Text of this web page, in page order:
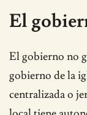
El
El gobierno no
gobierno de la
centralizada o